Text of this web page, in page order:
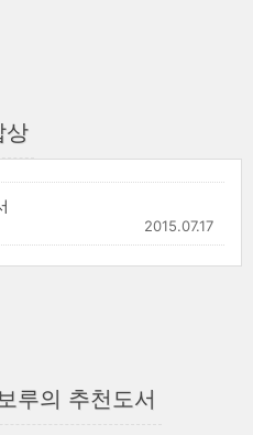
상
2015.07.17
루의 추천도서